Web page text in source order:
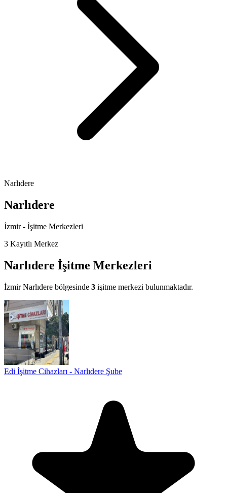
Narlıdere
Narlıdere
İzmir - İşitme Merkezleri
3 Kayıtlı Merkez
Narlıdere İşitme Merkezleri
İzmir Narlıdere bölgesinde 3 işitme merkezi bulunmaktadır.
Edi İşitme Cihazları - Narlıdere Şube